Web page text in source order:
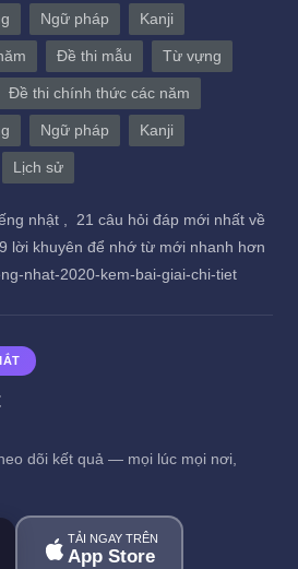
Ngữ pháp Kanji
Đề thi mẫu Từ vựng
Đề thi chính thức các năm
Ngữ pháp Kanji
Lịch sử
nhật ,
21 câu hỏi đáp mới nhất về
9 lời khuyên để nhớ từ mới nhanh hơn
nhat-2020-kem-bai-giai-chi-tiet
dõi kết quả — mọi lúc mọi nơi,
TẢI NGAY TRÊN
App Store